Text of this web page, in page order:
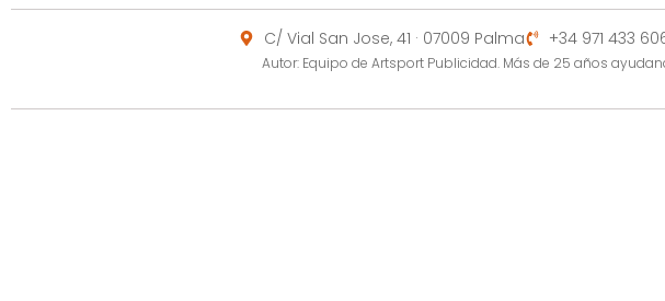
C/ Vial San Jose, 41 · 07009 Palma +34 971 433
Autor: Equipo de Artsport Publicidad. Más de 25 años